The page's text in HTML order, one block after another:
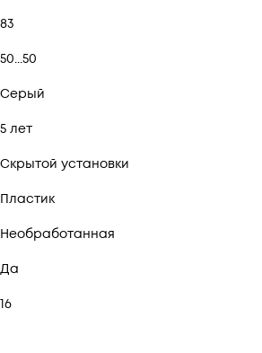
83
50...50
Серый
5 лет
Скрытой установки
Пластик
Необработанная
Да
16